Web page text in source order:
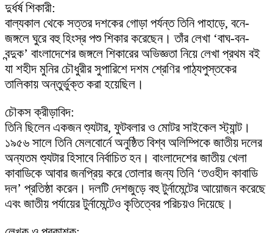
দুর্ধর্ষ শিকারী:
বাল্যকাল থেকে সত্তর দশকের গোড়া পর্যন্ত তিনি পাহাড়ে, বনে-
জঙ্গলে ঘুরে বহু হিংস্র পশু শিকার করেছেন। তাঁর লেখা ‘বাঘ-বন-
বন্দুক’ বাংলাদেশের জঙ্গলে শিকারের অভিজ্ঞতা নিয়ে লেখা প্রথম বই
যা শহীদ মুনির চৌধুরীর সুপারিশে দশম শ্রেণির পাঠ্যপুস্তকের
তালিকায় অন্তুর্ভুক্ত করা হয়েছিল।
চৌকস ক্রীড়াবিদ:
তিনি ছিলেন একজন শ্যুটার, ফুটবলার ও মোটর সাইকেল স্ট্যান্ট।
১৯৫৬ সালে তিনি মেলবোর্নে অনুষ্ঠিত বিশ্ব অলিম্পিকে জাতীয় দলের
অন্যতম শ্যুটার হিসাবে নির্বাচিত হন। বাংলাদেশের জাতীয় খেলা
কাবাডিকে আবার জনপ্রিয় করে তোলার জন্য তিনি ‘তওহীদ কাবাডি
দল’ প্রতিষ্ঠা করেন। দলটি দেশজুড়ে বহু টুর্নামেন্টের আয়োজন করেছে
এবং জাতীয় পর্যায়ের টুর্নামেন্টেও কৃতিত্বের পরিচয়ও দিয়েছে।